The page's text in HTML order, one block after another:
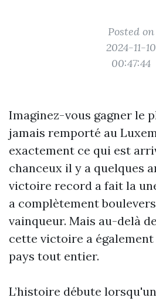
Posted on
2024-11-10
00:47:44
Imaginez-vous gagner le
jamais remporté au
exactement ce qui est
chanceux il y a quelques
victoire record a fait la
a complètement
vainqueur. Mais au-delà
cette victoire a
pays tout entier.
L’histoire débute